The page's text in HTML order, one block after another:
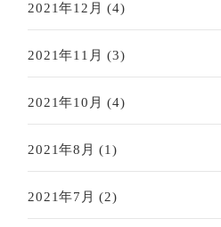
2021年12月 (4)
2021年11月 (3)
2021年10月 (4)
2021年8月 (1)
2021年7月 (2)